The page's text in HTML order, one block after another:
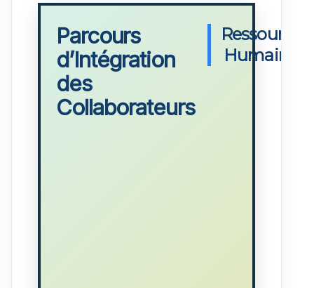
Parcours
d’Intégration
des
Collaborateurs
Ressources
Humaines